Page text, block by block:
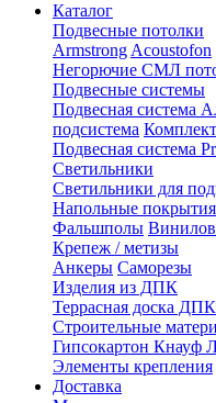
Каталог
Подвесные потолки
Armstrong Acoustofon
Негорючие СМЛ
Подвесные системы
Подвесная система
подсистема
Подвесная система
Светильники
Светильники для
Напольные покрытия
Фальшполы
Крепеж / метизы
Анкеры Саморезы
Изделия из ДПК
Террасная доска ДПК
Строительные
Гипсокартон Кнауф
Элементы крепления
Доставка